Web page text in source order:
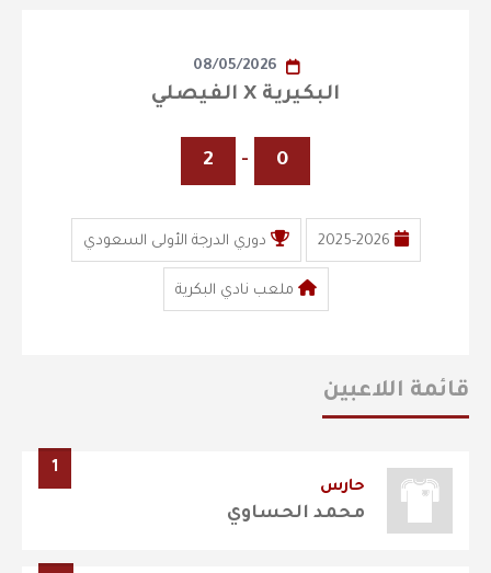
08/05/2026
البكيرية X الفيصلي
0
-
2
2025-2026 دوري الدرجة الأولى السعودي
ملعب نادي البكرية
قائمة اللاعبين
1
حارس
محمد الحساوي